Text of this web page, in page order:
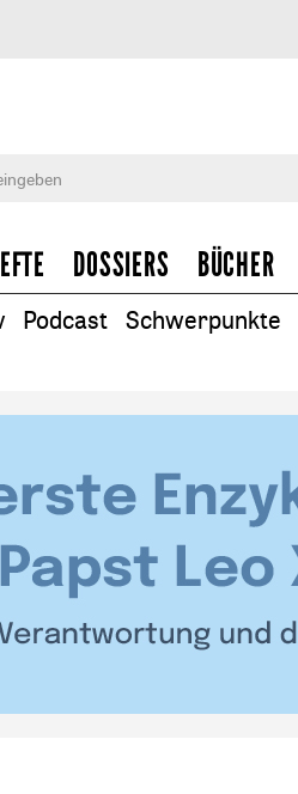
DOSSIERS BÜCHER
Podcast Schwerpunkte